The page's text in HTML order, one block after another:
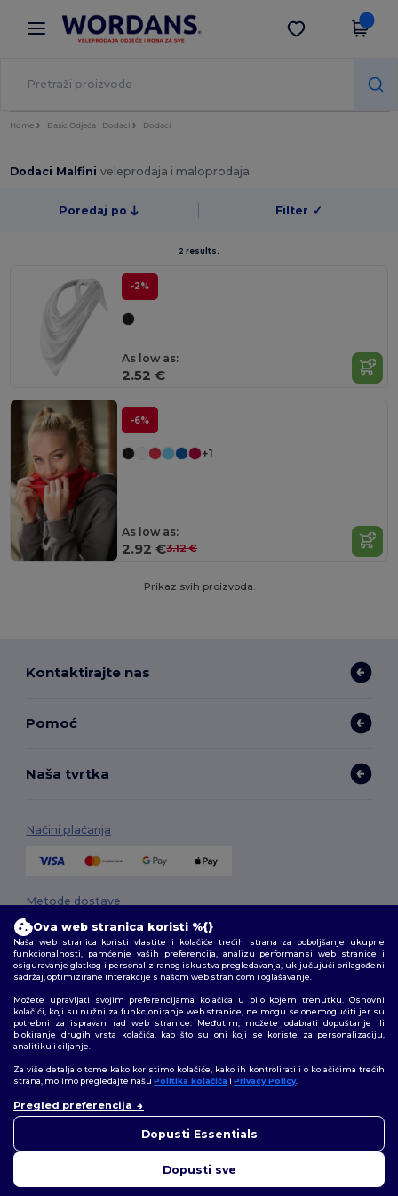
× Aplikacija Wordans
Bolje cijene u aplikaciji!
Preuzmi app
Home Basic Odjeća | Dodaci Dodaci
Dodaci Malfiniveleprodaja i maloprodaja
Poredaj po Filter ✓
2 results.
-2%
As low as:
2.52 €
-6%
+1
As low as:
2.92 €3.12 €
Prikaz svih proizvoda.
Kontaktirajte nas
Pomoć
Naša tvrtka
Načini plaćanja
Metode dostave
2026. Sva prava zadržana
Uvjeti i odredbe|Pravila o privatnosti|Politika kolačića|Mapa Sajta
Pratite nas
Ova web stranica koristi %{}
Naša web stranica koristi vlastite i kolačiće trećih strana za poboljšanje ukupne
funkcionalnosti, pamćenje vaših preferencija, analizu performansi web stranice i
osiguravanje glatkog i personaliziranog iskustva pregledavanja, uključujući prilagođeni
sadržaj, optimizirane interakcije s našom web stranicom i oglašavanje.
Možete upravljati svojim preferencijama kolačića u bilo kojem trenutku. Osnovni
kolačići, koji su nužni za funkcioniranje web stranice, ne mogu se onemogućiti jer su
potrebni za ispravan rad web stranice. Međutim, možete odabrati dopuštanje ili
blokiranje drugih vrsta kolačića, kao što su oni koji se koriste za personalizaciju,
analitiku i ciljanje.
Za više detalja o tome kako koristimo kolačiće, kako ih kontrolirati i o kolačićima trećih
strana, molimo pregledajte našu Politika kolačića i Privacy Policy.
Pregled preferencija
Dopusti Essentials
Dopusti sve
kontaktirati u bilo kojem
vam pomogne.